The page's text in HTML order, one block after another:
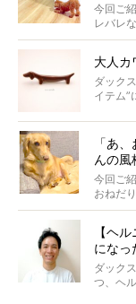
今回ご
レバレ
と違う
大人カ
ダック
イテム”
ムをご
「あ
んの風
今回ご
おねだ
今にも
【ヘ
になっ
ダック
つ、ヘル
特集『